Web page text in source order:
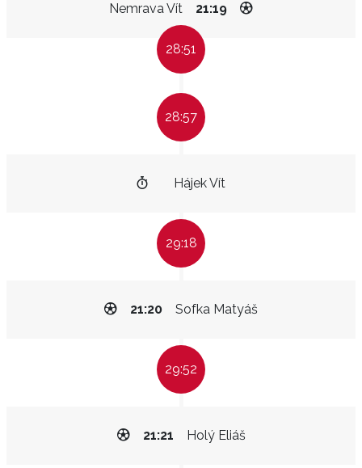
Nemrava Vít 21:19
28:51
28:57
Hájek Vít
29:18
Sofka Matyáš
21:20
29:52
Holý Eliáš
21:21